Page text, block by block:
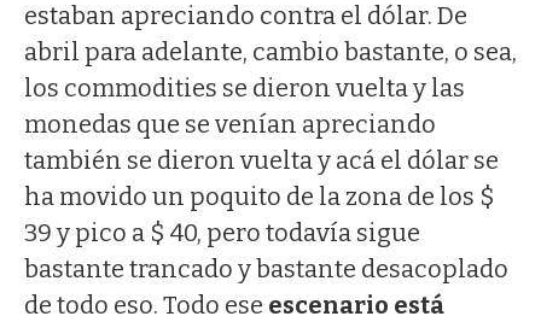
estaban apreciando contra el dólar. De
abril para adelante, cambio bastante, o sea,
los commodities se dieron vuelta y las
monedas que se venían apreciando
también se dieron vuelta y acá el dólar se
ha movido un poquito de la zona de los $
39 y pico a $ 40, pero todavía sigue
bastante trancado y bastante desacoplado
de todo eso. Todo ese escenario está